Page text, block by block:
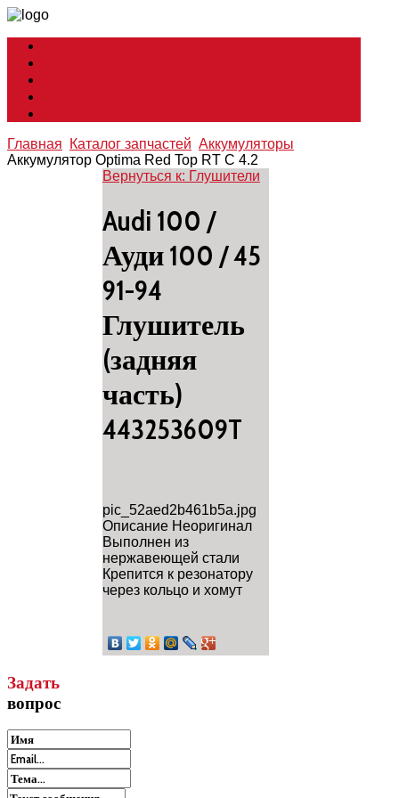
Главная Каталог запчастей Аккумуляторы
Аккумулятор Optima Red Top RT C 4.2
Вернуться к: Глушители
Audi 100 /
Ауди 100 / 45
91-94
Глушитель
(задняя
часть)
443253609T
pic_52aed2b461b5a.jpg
ОписаниеНеоригинал
Выполнен из
нержавеющей стали
Крепится к резонатору
через кольцо и хомут
Задать
вопрос